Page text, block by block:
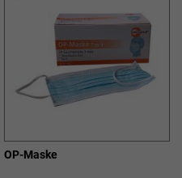
OP-Maske